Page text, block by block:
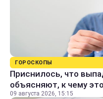
ГОРОСКОПЫ
Приснилось, что
объясняют, к чему это
09 августа 2026, 15:15